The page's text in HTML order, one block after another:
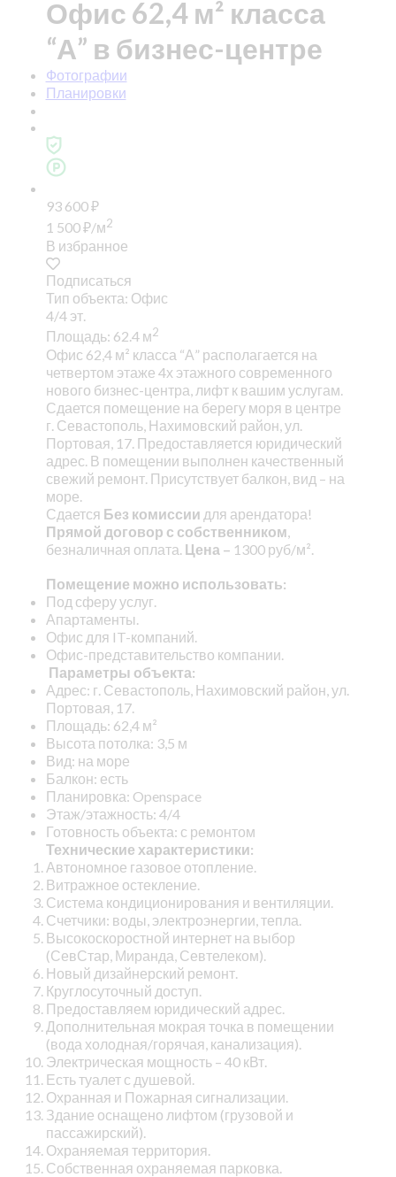
Офис 62,4 м² класса
“А” в бизнес-центре
Фотографии
Планировки
93 600₽
1 500₽/м2
В избранное
Подписаться
Тип объекта: Офис
4/4 эт.
Площадь: 62.4 м2
Офис 62,4 м² класса “А” располагается на
четвертом этаже 4х этажного современного
нового бизнес-центра, лифт к вашим услугам.
Сдается помещение на берегу моря в центре
г. Севастополь, Нахимовский район, ул.
Портовая, 17. Предоставляется юридический
адрес. В помещении выполнен качественный
свежий ремонт. Присутствует балкон, вид – на
море.
Сдается Без комиссии для арендатора!
Прямой договор с собственником
безналичная оплата. Цена – 1300 руб/м².
Помещение можно использовать:
Под сферу услуг.
Апартаменты.
Офис для IT-компаний.
Офис-представительство компании.
Параметры объекта:
Адрес: г. Севастополь, Нахимовский район, ул.
Портовая, 17.
Площадь: 62,4 м²
Высота потолка: 3,5 м
Вид: на море
Балкон: есть
Планировка: Openspace
Этаж/этажность: 4/4
Готовность объекта: с ремонтом
Технические характеристики:
Автономное газовое отопление.
Витражное остекление.
Система кондиционирования и вентиляции.
Счетчики: воды, электроэнергии, тепла.
Высокоскоростной интернет на выбор
(СевСтар, Миранда, Севтелеком).
Новый дизайнерский ремонт.
Круглосуточный доступ.
Предоставляем юридический адрес.
Дополнительная мокрая точка в помещении
(вода холодная/горячая, канализация).
Электрическая мощность – 40 кВт.
Есть туалет с душевой.
Охранная и Пожарная сигнализации.
Здание оснащено лифтом (грузовой и
пассажирский).
Охраняемая территория.
Собственная охраняемая парковка.